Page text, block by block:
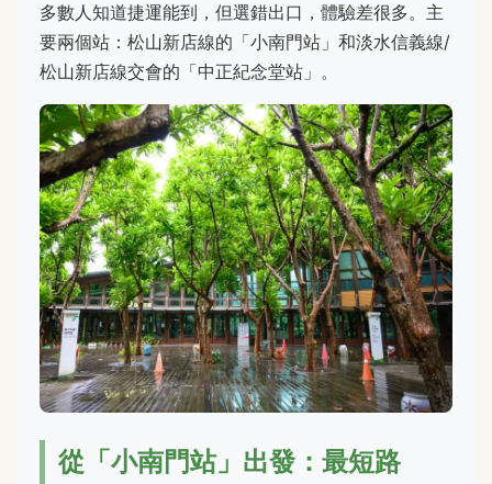
多數人知道捷運能到，但選錯出口，體驗差很多。主
要兩個站：松山新店線的「小南門站」和淡水信義線/
松山新店線交會的「中正紀念堂站」。
從「小南門站」出發：最短路